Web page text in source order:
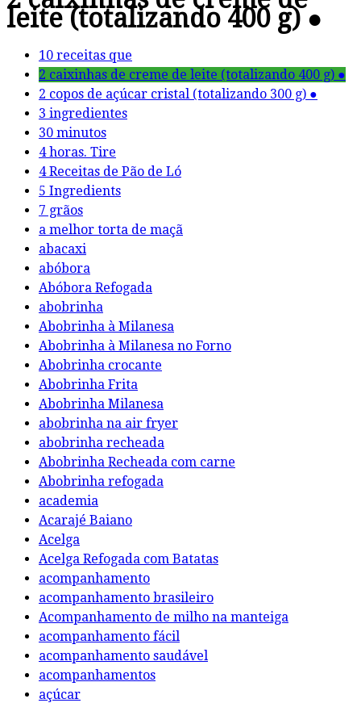
leite (totalizando 400 g) ●
10 receitas que
2 caixinhas de creme de leite (totalizando 400 g) ●
2 copos de açúcar cristal (totalizando 300 g) ●
3 ingredientes
30 minutos
4 horas. Tire
4 Receitas de Pão de Ló
5 Ingredients
7 grãos
a melhor torta de maçã
abacaxi
abóbora
Abóbora Refogada
abobrinha
Abobrinha à Milanesa
Abobrinha à Milanesa no Forno
Abobrinha crocante
Abobrinha Frita
Abobrinha Milanesa
abobrinha na air fryer
abobrinha recheada
Abobrinha Recheada com carne
Abobrinha refogada
academia
Acarajé Baiano
Acelga
Acelga Refogada com Batatas
acompanhamento
acompanhamento brasileiro
Acompanhamento de milho na manteiga
acompanhamento fácil
acompanhamento saudável
acompanhamentos
açúcar